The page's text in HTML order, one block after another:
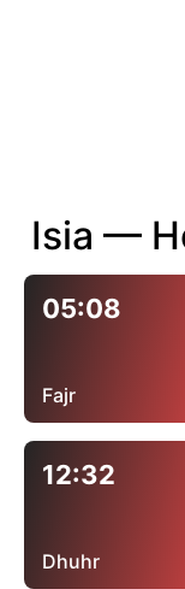
Isia —
05:08
Fajr
12:32
Dhuhr